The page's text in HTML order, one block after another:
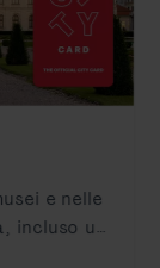
e nelle
incluso un